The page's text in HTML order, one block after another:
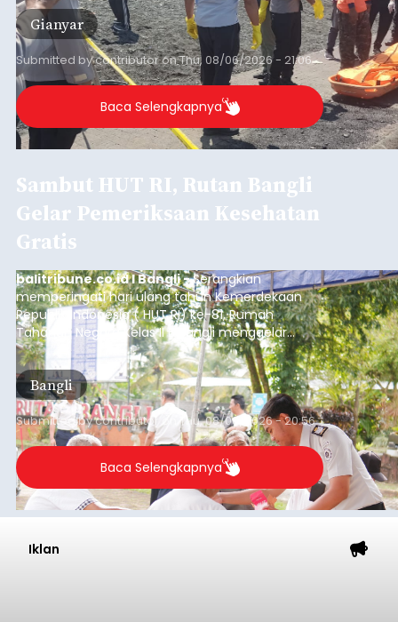
Gianyar
Submitted bycontributoronThu, 08/06/2026 - 21:06
Baca Selengkapnya
Sambut HUT RI, Rutan Bangli
Gelar Pemeriksaan Kesehatan
Gratis
balitribune.co.id I Bangli -Serangkian
memperingati hari ulang tahun Kemerdekaan
Republik Indonesia ( HUT RI) ke-81, Rumah
Tahanan Negara Kelas II B Bangli menggelar
kegiatan pemeriksaan kesehatan gratis, Rabu
(6/8/2026).
Bangli
Submitted bycontributor Thu, 08/06/2026 - 20:56
Baca Selengkapnya
Iklan